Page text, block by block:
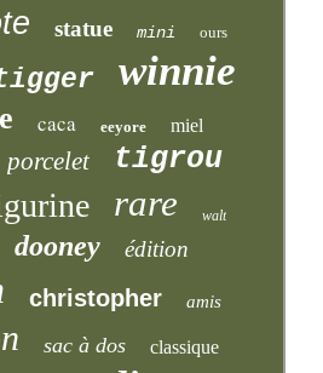
statue mini ours
winnie
caca eeyore miel
porcelet tigrou
rare walt
dooney édition
christopher amis
sac à dos classique